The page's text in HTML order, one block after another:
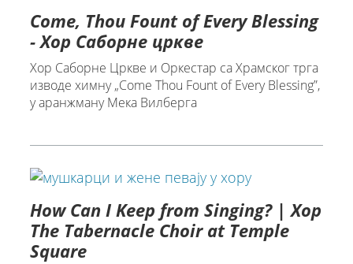
Come, Thou Fount of Every Blessing
- Хор Саборне цркве
Хор Саборне Цркве и Оркестар са Храмског трга
изводе химну „Come Thou Fount of Every Blessing”,
у аранжману Мека Вилберга
How Can I Keep from Singing? | Хор
The Tabernacle Choir at Temple
Square